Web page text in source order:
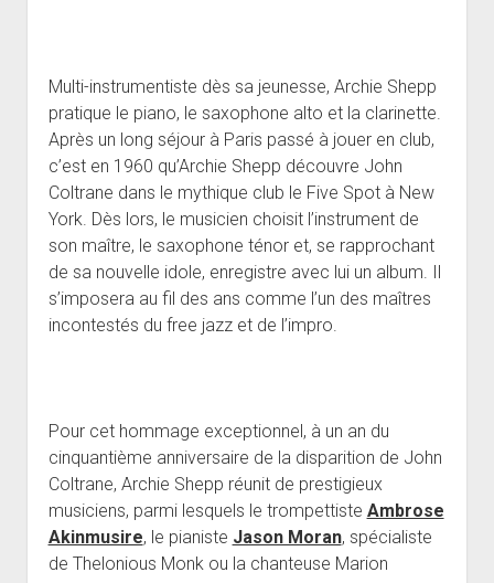
Multi-instrumentiste dès sa jeunesse, Archie Shepp
pratique le piano, le saxophone alto et la clarinette.
Après un long séjour à Paris passé à jouer en club,
c’est en 1960 qu’Archie Shepp découvre John
Coltrane dans le mythique club le Five Spot à New
York. Dès lors, le musicien choisit l’instrument de
son maître, le saxophone ténor et, se rapprochant
de sa nouvelle idole, enregistre avec lui un album. Il
s’imposera au fil des ans comme l’un des maîtres
incontestés du free jazz et de l’impro.
Pour cet hommage exceptionnel, à un an du
cinquantième anniversaire de la disparition de John
Coltrane, Archie Shepp réunit de prestigieux
musiciens, parmi lesquels le trompettiste Ambrose
Akinmusire, le pianiste Jason Moran, spécialiste
de Thelonious Monk ou la chanteuse Marion